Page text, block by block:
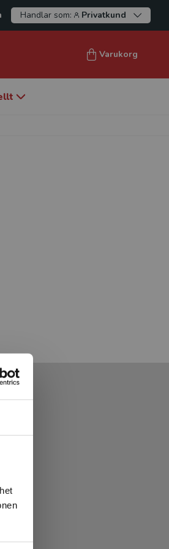
Handlar som: Privatkund
Varukorg